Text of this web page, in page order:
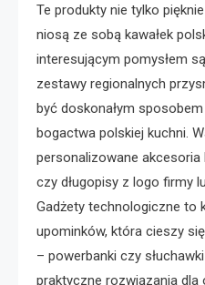
Te produkty nie tylko
niosą ze sobą kawałek
interesującym pomysłem
zestawy regionalnych
być doskonałym
bogactwa polskiej kuchni.
personalizowane
czy długopisy z logo firmy
Gadżety technologiczne to
upominków, która cieszy
– powerbanki czy
praktyczne rozwiązania